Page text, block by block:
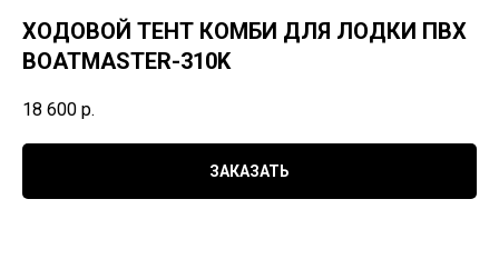
ХОДОВОЙ ТЕНТ КОМБИ ДЛЯ ЛОДКИ ПВХ
BOATMASTER-310K
18 600 р.
ЗАКАЗАТЬ